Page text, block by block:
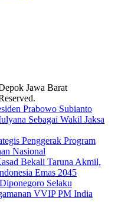
Jawa Barat
Prabowo Subianto
Sebagai Wakil Jaksa
Penggerak Program
Nasional
Bekali Taruna Akmil,
Emas 2045
Selaku
VVIP PM India